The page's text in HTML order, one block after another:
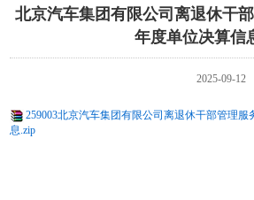
北京汽车集团有限公司离退休干
年度单位决算信
2025-09-
259003北京汽车集团有限公司离退休干部管理服
息.zip